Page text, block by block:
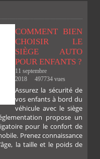
COMMENT BIEN
CHOISIR LE
SIÈGE AUTO
POUR ENFANTS ?
11 septembre
2018
497734 vues
Assurez la sécurité de
vos enfants à bord du
véhicule avec le siège
propose un
pour le confort de
Prenez connaissance
la taille et le poids de